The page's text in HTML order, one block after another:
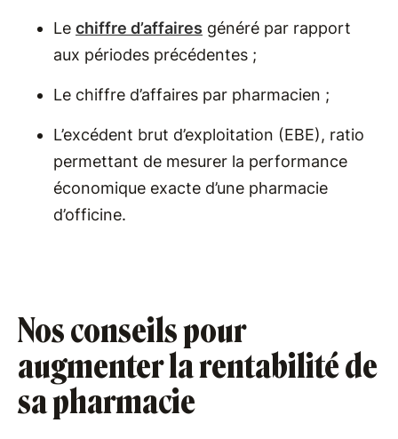
Le chiffre d’affaires généré par rapport
aux périodes précédentes ;
Le chiffre d’affaires par pharmacien ;
L’excédent brut d’exploitation (EBE), ratio
permettant de mesurer la performance
économique exacte d’une pharmacie
d’officine.
Nos conseils pour
augmenter la rentabilité de
sa pharmacie